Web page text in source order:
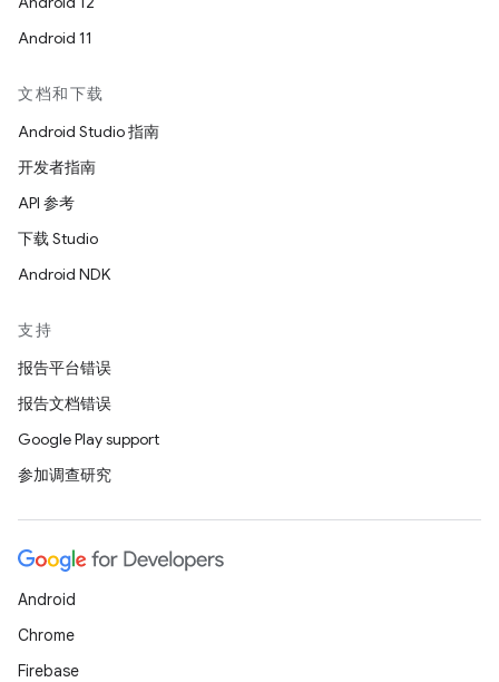
Android 11
文档和下载
Android Studio 指南
开发者指南
API 参考
下载 Studio
Android NDK
支持
报告平台错误
报告文档错误
Google Play support
参加调查研究
Android
Chrome
Firebase